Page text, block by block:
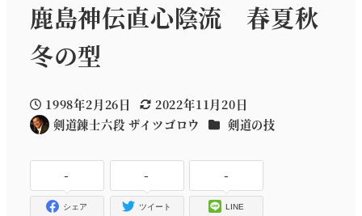
鹿島神伝直心陰流 春夏秋
冬の型
投稿日
1998年2月26日
更新日
2022年11月20日
著
剣道錬士六段 ザイツゴロウ カテゴリー
剣道の技
-
シェア
-
ツイート
-
LINE